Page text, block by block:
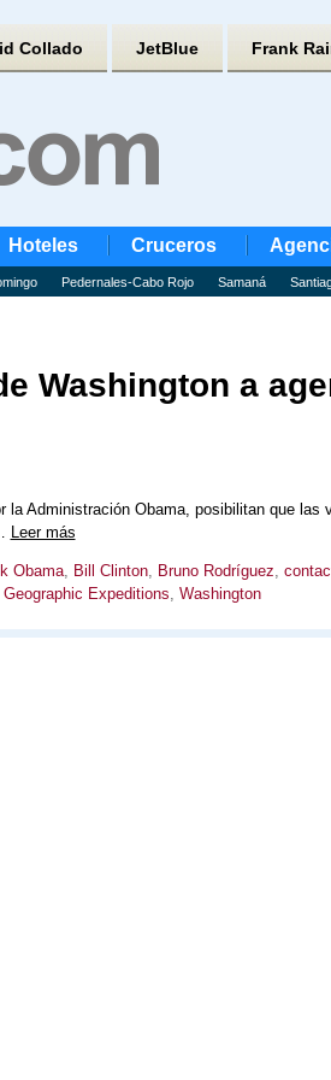
Collado JetBlue Frank
Hoteles Cruceros
Pedernales-Cabo Rojo Samaná
Washington a
la Administración Obama, posibilitan que las
Leer más
Obama, Bill Clinton, Bruno Rodríguez,
Geographic Expeditions, Washington